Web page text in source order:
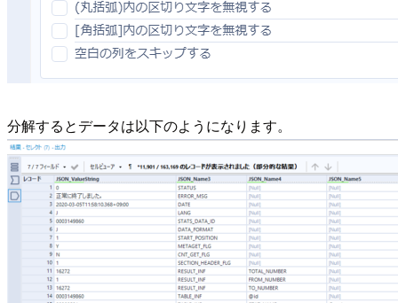
分解するとデータは以下のようになります。